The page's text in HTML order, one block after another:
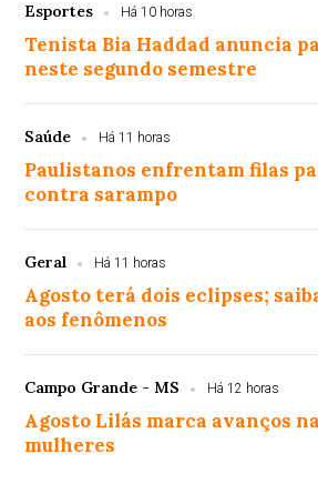
Esportes Há 10 horas
Tenista Bia Haddad anuncia
neste segundo semestre
Saúde Há 11 horas
Paulistanos enfrentam filas
contra sarampo
Geral Há 11 horas
Agosto terá dois eclipses;
aos fenômenos
Campo Grande - MS Há 12 horas
Agosto Lilás marca avanços
mulheres